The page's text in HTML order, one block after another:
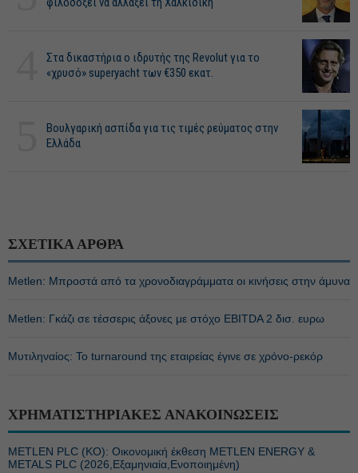
Στα δικαστήρια ο ιδρυτής της Revolut για το
«χρυσό» superyacht των €350 εκατ.
Βουλγαρική ασπίδα για τις τιμές ρεύματος στην
Ελλάδα
ΣΧΕΤΙΚΑ ΑΡΘΡΑ
Metlen: Μπροστά από τα χρονοδιαγράμματα οι κινήσεις στην άμυνα
Metlen: Γκάζι σε τέσσερις άξονες με στόχο EBITDA 2 δισ. ευρω
Μυτιληναίος: Το turnaround της εταιρείας έγινε σε χρόνο-ρεκόρ
ΧΡΗΜΑΤΙΣΤΗΡΙΑΚΕΣ ΑΝΑΚΟΙΝΩΣΕΙΣ
METLEN PLC (ΚΟ): Οικονομική έκθεση METLEN ENERGY &
METALS PLC (2026,Εξαμηνιαία,Ενοποιημένη)